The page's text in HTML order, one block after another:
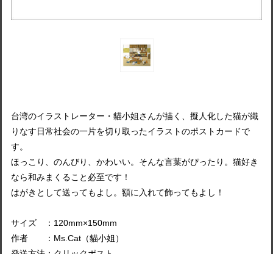
台湾のイラストレーター・貓小姐さんが描く、擬人化した猫が織
りなす日常社会の一片を切り取ったイラストのポストカードで
す。
ほっこり、のんびり、かわいい。そんな言葉がぴったり。猫好き
なら和みまくること必至です！
はがきとして送ってもよし。額に入れて飾ってもよし！
サイズ ：120mm×150mm
作者 ：Ms.Cat（貓小姐）